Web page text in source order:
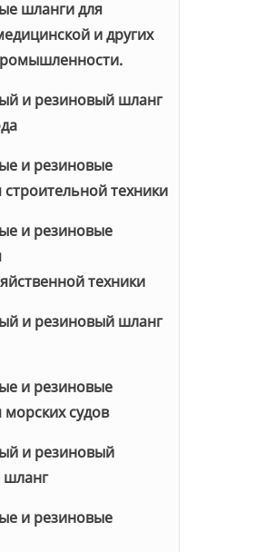
для силиконового
уголок на 90
силиконового
силиконовый
крышка
для AUDI
шлангов для BMW
для FORD
для
для
шланги для
и других
и напиточной
и резиновый шланг
и резиновые
техники
и резиновые
техники
и резиновый шланг
и резиновые
судов
и резиновый
шланг
и резиновые